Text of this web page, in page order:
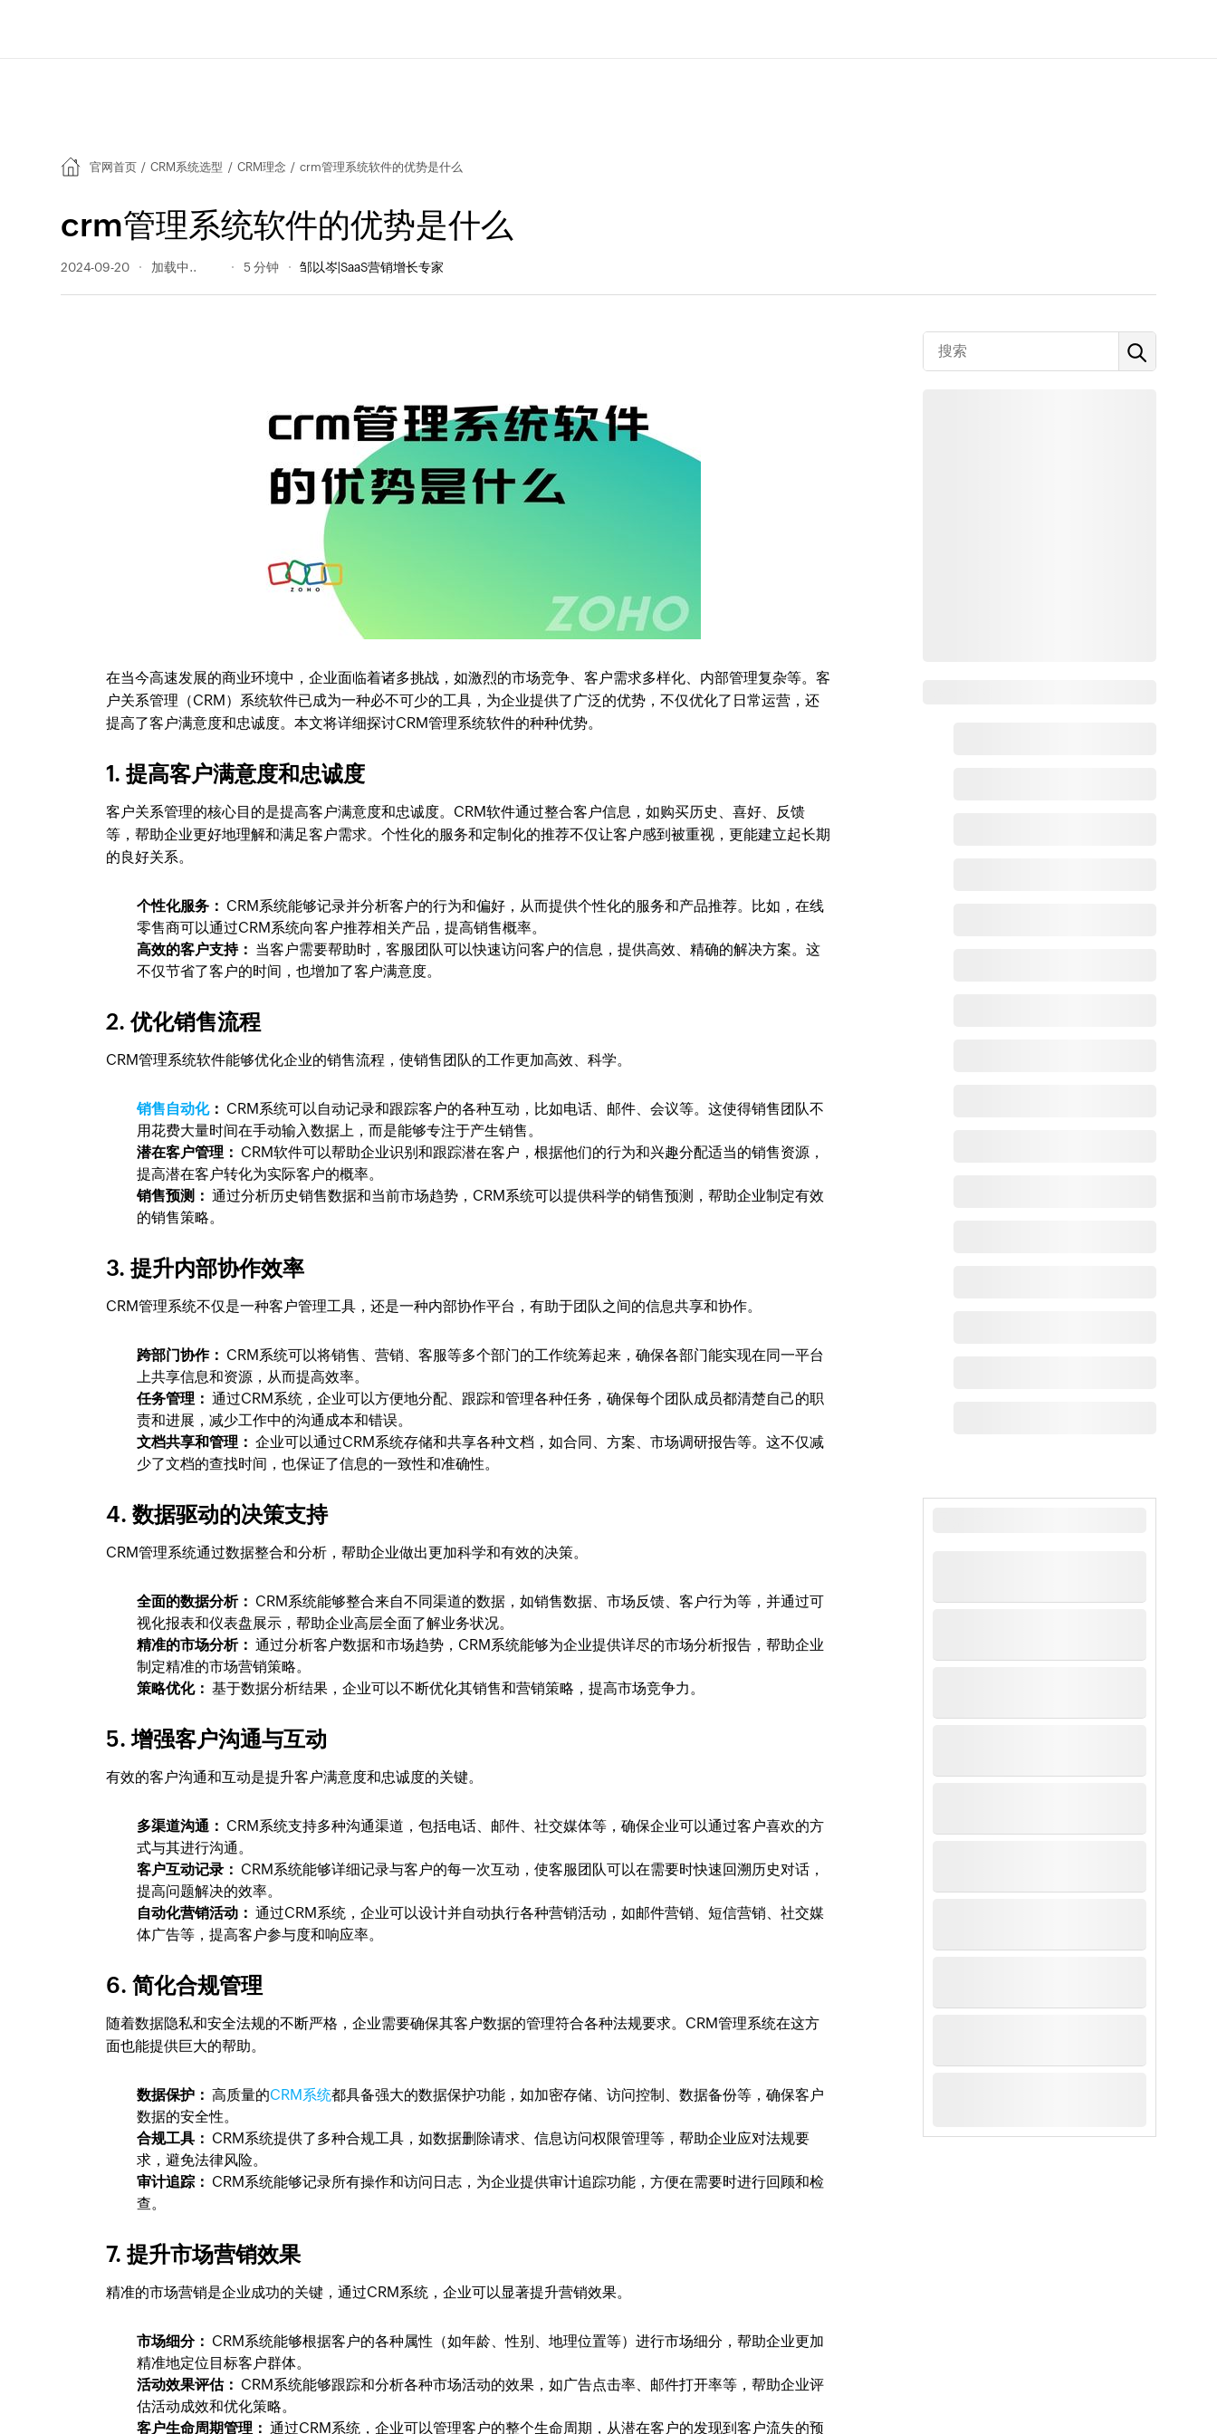
官网首页 / CRM系统选型 / CRM理念 / crm管理系统软件的优势是什么
crm管理系统软件的优势是什么
2024-09-20 2580 阅读量 5 分钟 邹以岑|SaaS营销增长专家
在当今高速发展的商业环境中，企业面临着诸多挑战，如激烈的市场竞争、客户需求多样化、内部管理复杂等。客
户关系管理（CRM）系统软件已成为一种必不可少的工具，为企业提供了广泛的优势，不仅优化了日常运营，还
提高了客户满意度和忠诚度。本文将详细探讨CRM管理系统软件的种种优势。
1. 提高客户满意度和忠诚度
客户关系管理的核心目的是提高客户满意度和忠诚度。CRM软件通过整合客户信息，如购买历史、喜好、反馈
等，帮助企业更好地理解和满足客户需求。个性化的服务和定制化的推荐不仅让客户感到被重视，更能建立起长期
的良好关系。
个性化服务： CRM系统能够记录并分析客户的行为和偏好，从而提供个性化的服务和产品推荐。比如，在线
零售商可以通过CRM系统向客户推荐相关产品，提高销售概率。
高效的客户支持： 当客户需要帮助时，客服团队可以快速访问客户的信息，提供高效、精确的解决方案。这
不仅节省了客户的时间，也增加了客户满意度。
2. 优化销售流程
CRM管理系统软件能够优化企业的销售流程，使销售团队的工作更加高效、科学。
销售自动化： CRM系统可以自动记录和跟踪客户的各种互动，比如电话、邮件、会议等。这使得销售团队不
用花费大量时间在手动输入数据上，而是能够专注于产生销售。
潜在客户管理： CRM软件可以帮助企业识别和跟踪潜在客户，根据他们的行为和兴趣分配适当的销售资源，
提高潜在客户转化为实际客户的概率。
销售预测： 通过分析历史销售数据和当前市场趋势，CRM系统可以提供科学的销售预测，帮助企业制定有效
的销售策略。
3. 提升内部协作效率
CRM管理系统不仅是一种客户管理工具，还是一种内部协作平台，有助于团队之间的信息共享和协作。
跨部门协作： CRM系统可以将销售、营销、客服等多个部门的工作统筹起来，确保各部门能实现在同一平台
上共享信息和资源，从而提高效率。
任务管理： 通过CRM系统，企业可以方便地分配、跟踪和管理各种任务，确保每个团队成员都清楚自己的职
责和进展，减少工作中的沟通成本和错误。
文档共享和管理： 企业可以通过CRM系统存储和共享各种文档，如合同、方案、市场调研报告等。这不仅减
少了文档的查找时间，也保证了信息的一致性和准确性。
4. 数据驱动的决策支持
CRM管理系统通过数据整合和分析，帮助企业做出更加科学和有效的决策。
全面的数据分析： CRM系统能够整合来自不同渠道的数据，如销售数据、市场反馈、客户行为等，并通过可
视化报表和仪表盘展示，帮助企业高层全面了解业务状况。
精准的市场分析： 通过分析客户数据和市场趋势，CRM系统能够为企业提供详尽的市场分析报告，帮助企业
制定精准的市场营销策略。
策略优化： 基于数据分析结果，企业可以不断优化其销售和营销策略，提高市场竞争力。
5. 增强客户沟通与互动
有效的客户沟通和互动是提升客户满意度和忠诚度的关键。
多渠道沟通： CRM系统支持多种沟通渠道，包括电话、邮件、社交媒体等，确保企业可以通过客户喜欢的方
式与其进行沟通。
客户互动记录： CRM系统能够详细记录与客户的每一次互动，使客服团队可以在需要时快速回溯历史对话，
提高问题解决的效率。
自动化营销活动： 通过CRM系统，企业可以设计并自动执行各种营销活动，如邮件营销、短信营销、社交媒
体广告等，提高客户参与度和响应率。
6. 简化合规管理
随着数据隐私和安全法规的不断严格，企业需要确保其客户数据的管理符合各种法规要求。CRM管理系统在这方
面也能提供巨大的帮助。
数据保护： 高质量的CRM系统都具备强大的数据保护功能，如加密存储、访问控制、数据备份等，确保客户
数据的安全性。
合规工具： CRM系统提供了多种合规工具，如数据删除请求、信息访问权限管理等，帮助企业应对法规要
求，避免法律风险。
审计追踪： CRM系统能够记录所有操作和访问日志，为企业提供审计追踪功能，方便在需要时进行回顾和检
查。
7. 提升市场营销效果
精准的市场营销是企业成功的关键，通过CRM系统，企业可以显著提升营销效果。
市场细分： CRM系统能够根据客户的各种属性（如年龄、性别、地理位置等）进行市场细分，帮助企业更加
精准地定位目标客户群体。
活动效果评估： CRM系统能够跟踪和分析各种市场活动的效果，如广告点击率、邮件打开率等，帮助企业评
估活动成效和优化策略。
客户生命周期管理： 通过CRM系统，企业可以管理客户的整个生命周期，从潜在客户的发现到客户流失的预